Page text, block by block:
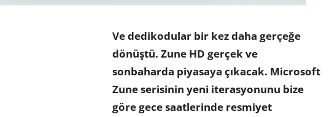
Ve dedikodular bir kez daha gerçeğe
dönüştü. Zune HD gerçek ve
sonbaharda piyasaya çıkacak. Microsoft
Zune serisinin yeni iterasyonunu bize
göre gece saatlerinde resmiyet